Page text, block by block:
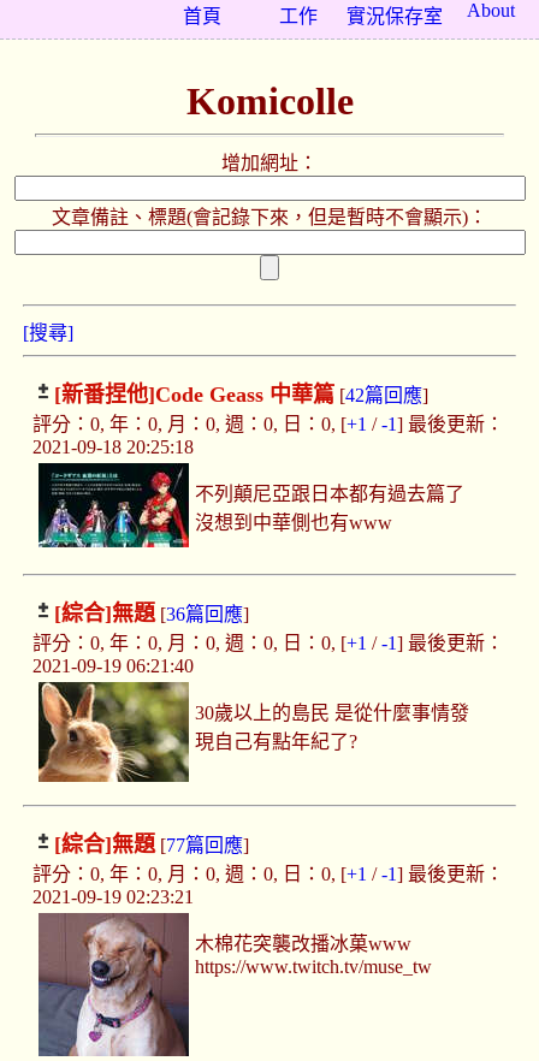
About
實況保存室
工作
首頁
Komicolle
增加網址：
文章備註、標題(會記錄下來，但是暫時不會顯示)：
[搜尋]
[新番捏他]Code Geass 中華篇 [42篇回應]
評分：0, 年：0, 月：0, 週：0, 日：0, [+1 /-1] 最後更新：
2021-09-18 20:25:18
不列顛尼亞跟日本都有過去篇了
沒想到中華側也有www
[綜合]無題[36篇回應]
評分：0, 年：0, 月：0, 週：0, 日：0, [+1 /-1] 最後更新：
2021-09-19 06:21:40
30歲以上的島民 是從什麼事情發
現自己有點年紀了?
[綜合]無題[77篇回應]
評分：0, 年：0, 月：0, 週：0, 日：0, [+1 /-1] 最後更新：
2021-09-19 02:23:21
木棉花突襲改播冰菓www
https://www.twitch.tv/muse_tw